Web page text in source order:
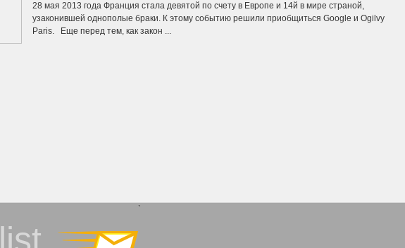
28 мая 2013 года Франция стала девятой по счету в Европе и 14й в мире страной,
узаконившей однополые браки. К этому событию решили приобщиться Google и Ogilvy
Paris. Еще перед тем, как закон ...
list
`